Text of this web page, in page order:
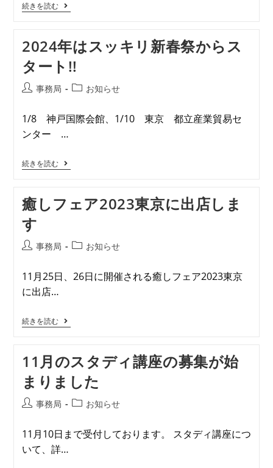
続きを読む
2024年はスッキリ新春祭からス
タート!!
事務局 お知らせ
1/8 神戸国際会館、1/10 東京 都立産業貿易セ
ンター …
続きを読む
癒しフェア2023東京に出店しま
す
事務局 お知らせ
11月25日、26日に開催される癒しフェア2023東京
に出店…
続きを読む
11月のスタディ講座の募集が始
まりました
事務局 お知らせ
11月10日まで受付しております。 スタディ講座につ
いて、詳…